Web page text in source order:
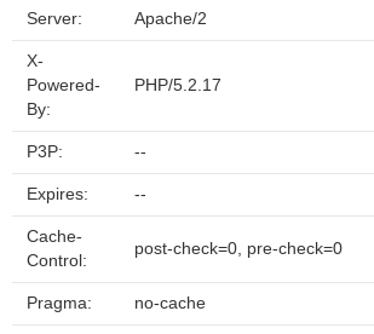
Server: Apache/2
X-
Powered-
By:
PHP/5.2.17
P3P: --
Expires: --
Cache-
Control:
post-check=0, pre-check=0
Pragma: no-cache